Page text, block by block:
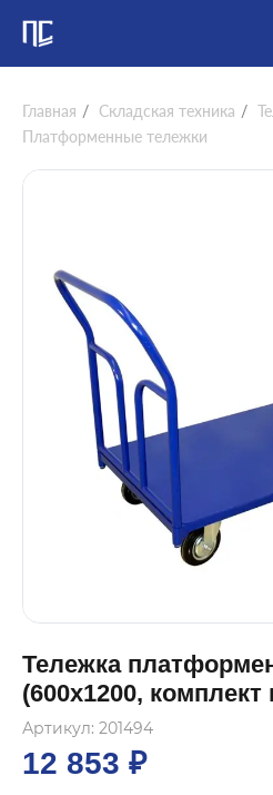
Главная / Складская техника /
Платформенные тележки
Тележка
(600x1200,
Артикул: 201494
12 853 ₽